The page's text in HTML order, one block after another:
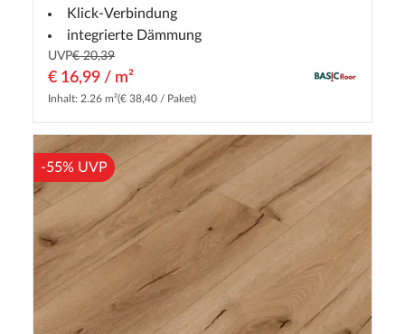
Klick-Verbindung
integrierte Dämmung
UVP€ 20,39
€ 16,99 / m²
Inhalt: 2.26 m²(€ 38,40 / Paket)
-55% UVP